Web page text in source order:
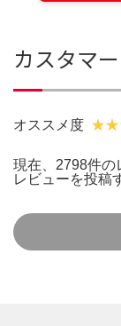
カスタマ
オススメ度
現在、2798件の
レビューを投稿